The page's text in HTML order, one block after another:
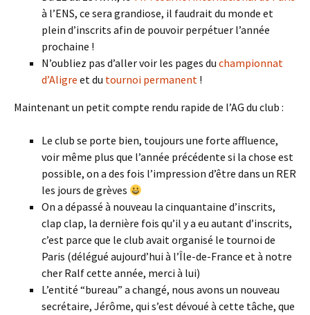
à l’ENS, ce sera grandiose, il faudrait du monde et
plein d’inscrits afin de pouvoir perpétuer l’année
prochaine !
N’oubliez pas d’aller voir les pages du championnat
d’Aligre et du tournoi permanent !
Maintenant un petit compte rendu rapide de l’AG du club :
Le club se porte bien, toujours une forte affluence,
voir même plus que l’année précédente si la chose est
possible, on a des fois l’impression d’être dans un RER
les jours de grèves
On a dépassé à nouveau la cinquantaine d’inscrits,
clap clap, la dernière fois qu’il y a eu autant d’inscrits,
c’est parce que le club avait organisé le tournoi de
Paris (délégué aujourd’hui à l’Île-de-France et à notre
cher Ralf cette année, merci à lui)
L’entité “bureau” a changé, nous avons un nouveau
secrétaire, Jérôme, qui s’est dévoué à cette tâche, que